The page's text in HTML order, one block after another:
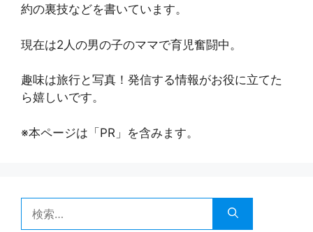
約の裏技などを書いています。
現在は2人の男の子のママで育児奮闘中。
趣味は旅行と写真！発信する情報がお役に立てた
ら嬉しいです。
※本ページは「PR」を含みます。
索: